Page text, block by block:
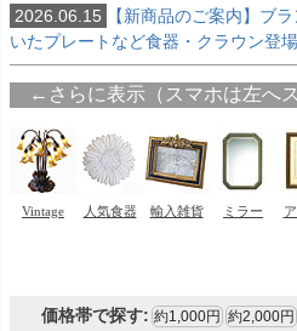
2026.06.15
【新商品のご案内】ブ
いたプレートなど食器・クラウン登場
価格帯で探す: 約1,000円 約2,000円